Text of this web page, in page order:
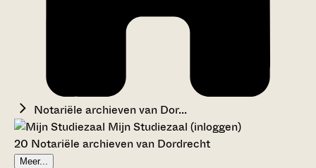
Notariële archieven van Dor...
Mijn Studiezaal (inloggen)
20 Notariële archieven van Dordrecht
Meer...